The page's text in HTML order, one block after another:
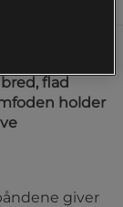
flad
holder
giver